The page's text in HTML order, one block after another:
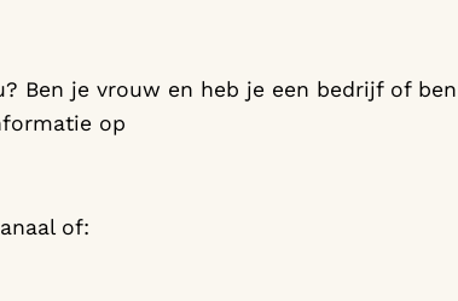
Ben je vrouw en heb je een bedrijf of ben
op
of: